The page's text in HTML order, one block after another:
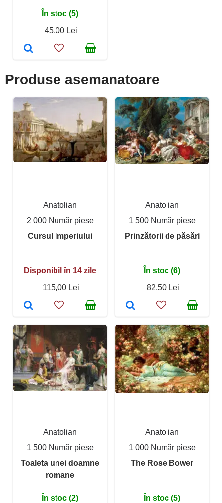
În stoc (5)
45,00 Lei
Produse asemanatoare
Anatolian
2 000 Număr piese
Cursul Imperiului
Disponibil în 14 zile
115,00 Lei
Anatolian
1 500 Număr piese
Prinzătorii de păsări
În stoc (6)
82,50 Lei
Anatolian
1 500 Număr piese
Toaleta unei doamne
romane
În stoc (2)
Anatolian
1 000 Număr piese
The Rose Bower
În stoc (5)